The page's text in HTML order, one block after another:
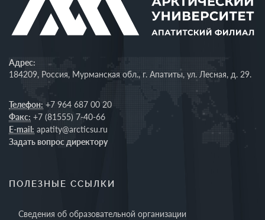
Адрес:
184209, Россия, Мурманская обл., г. Апатиты, ул. Лесная, д. 29.
Телефон: +7 964 687 00 20
Факс: +7 (81555) 7-40-66
E-mail: apatity@arcticsu.ru
Задать вопрос директору
ПОЛЕЗНЫЕ ССЫЛКИ
Сведения об образовательной организации